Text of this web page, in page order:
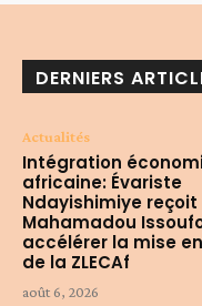
DERNIERS
Actualités
Intégration
africaine: Évariste
Ndayishimiye reçoit
Mahamadou
accélérer la mise
de la ZLECAf
août 6, 2026